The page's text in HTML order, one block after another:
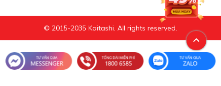
© 2015-2035 Kaitashi. All rights reserved.